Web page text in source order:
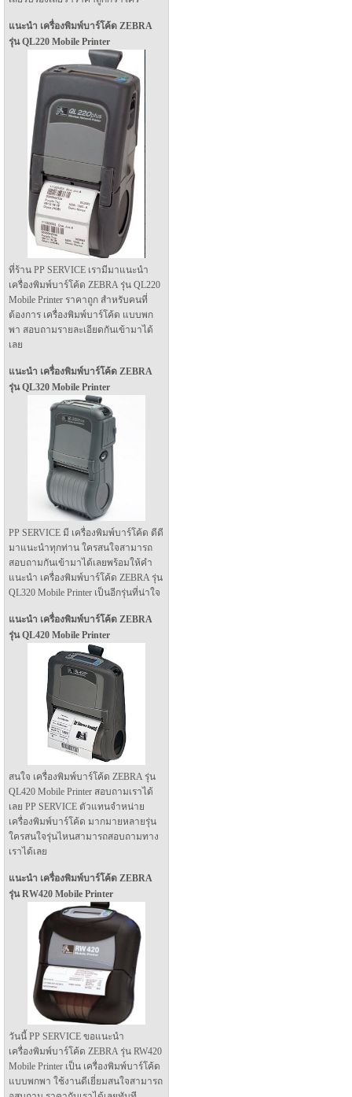
แนะนำ เครื่องพิมพ์บาร์โค้ด ZEBRA
รุ่น QL220 Mobile Printer
ที่ร้าน PP SERVICE เรามีมาแนะนำ
เครื่องพิมพ์บาร์โค้ด ZEBRA รุ่น QL220
Mobile Printer ราคาถูก สำหรับคนที่
ต้องการ เครื่องพิมพ์บาร์โค้ด แบบพก
พา สอบถามรายละเอียดกันเข้ามาได้
เลย
แนะนำ เครื่องพิมพ์บาร์โค้ด ZEBRA
รุ่น QL320 Mobile Printer
PP SERVICE มี เครื่องพิมพ์บาร์โค้ด ดีดี
มาแนะนำทุกท่าน ใครสนใจสามารถ
สอบถามกันเข้ามาได้เลยพร้อมให้คำ
แนะนำ เครื่องพิมพ์บาร์โค้ด ZEBRA รุ่น
QL320 Mobile Printer เป็นอีกรุ่นที่น่าใจ
แนะนำ เครื่องพิมพ์บาร์โค้ด ZEBRA
รุ่น QL420 Mobile Printer
สนใจ เครื่องพิมพ์บาร์โค้ด ZEBRA รุ่น
QL420 Mobile Printer สอบถามเราได้
เลย PP SERVICE ตัวแทนจำหน่าย
เครื่องพิมพ์บาร์โค้ด มากมายหลายรุ่น
ใครสนใจรุ่นไหนสามารถสอบถามทาง
เราได้เลย
แนะนำ เครื่องพิมพ์บาร์โค้ด ZEBRA
รุ่น RW420 Mobile Printer
วันนี้ PP SERVICE ขอแนะนำ
เครื่องพิมพ์บาร์โค้ด ZEBRA รุ่น RW420
Mobile Printer เป็น เครื่องพิมพ์บาร์โค้ด
แบบพกพา ใช้งานดีเยี่ยมสนใจสามารถ